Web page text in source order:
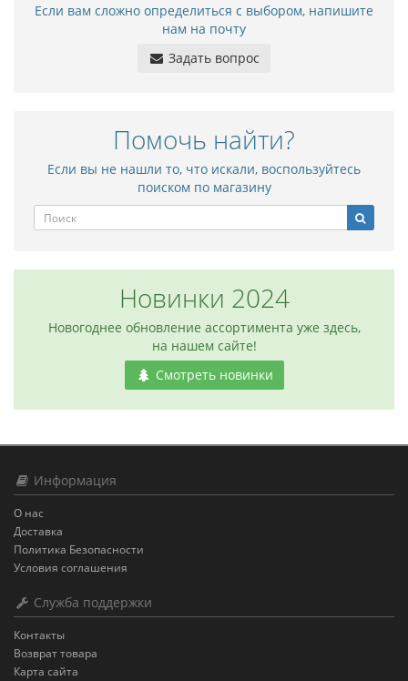
Если вам сложно определиться с выбором, напишите
нам на почту
Задать вопрос
Помочь найти?
Если вы не нашли то, что искали, воспользуйтесь
поиском по магазину
Новинки 2024
Новогоднее обновление ассортимента уже здесь,
на нашем сайте!
Смотреть новинки
Информация
О нас
Доставка
Политика Безопасности
Условия соглашения
Служба поддержки
Контакты
Возврат товара
Карта сайта